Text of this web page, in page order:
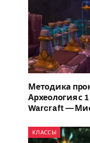
Методика
Археология с
Warcraft —
КЛАССЫ